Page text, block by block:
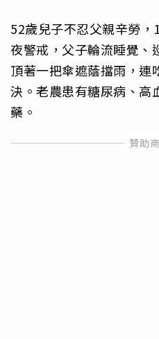
52歲兒子不忍父親辛勞
夜警戒，父子輪流睡覺、
頂著一把傘遮蔭擋雨，連
決。老農患有糖尿病、高
藥。